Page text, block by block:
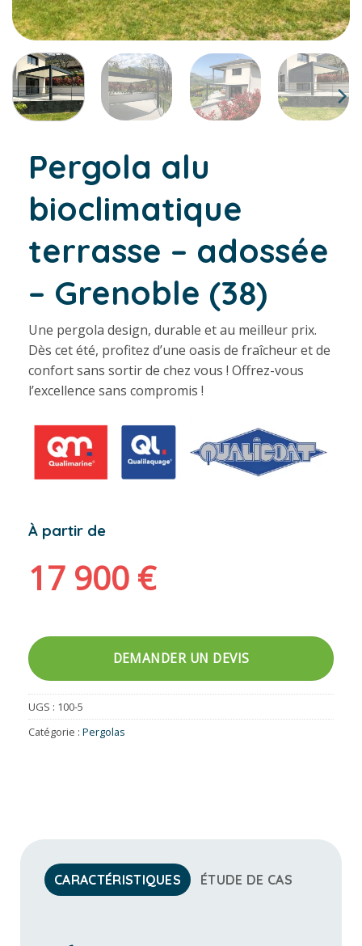
Pergola alu
bioclimatique
terrasse – adossée
– Grenoble (38)
Une pergola design, durable et au meilleur prix.
Dès cet été, profitez d’une oasis de fraîcheur et de
confort sans sortir de chez vous ! Offrez-vous
l’excellence sans compromis !
À partir de
17 900 €
DEMANDER UN DEVIS
UGS : 100-5
Catégorie : Pergolas
CARACTÉRISTIQUES ÉTUDE DE CAS